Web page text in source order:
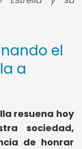
el
a
resuena hoy
sociedad,
de honrar